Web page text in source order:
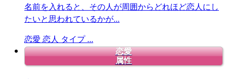
名前を入れると、その人が周囲からどれほど恋人にし
たいと思われているかが...
恋愛 恋人 タイプ ...
恋愛
属性